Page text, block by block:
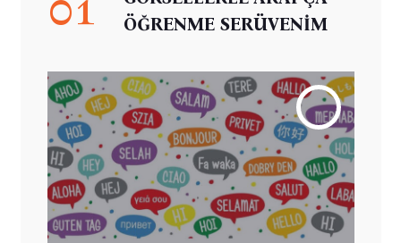
ÖĞRENME SERÜVENİM